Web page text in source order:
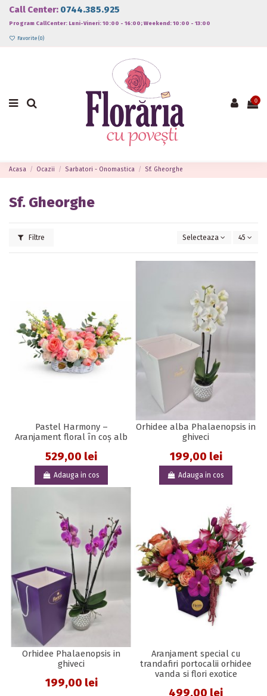
Call Center: 0744.385.925
Program CallCenter: Luni-Vineri: 10:00 - 16:00; Weekend: 10:00 - 13:00
Favorite (0)
0
Acasa Ocazii Sarbatori - Onomastica Sf. Gheorghe
Sf. Gheorghe
Filtre Selecteaza 45
Pastel Harmony –
Aranjament floral în coș alb
529,00 lei
Adauga in cos
Orhidee alba Phalaenopsis in
ghiveci
199,00 lei
Adauga in cos
Orhidee Phalaenopsis in
ghiveci
199,00 lei
Aranjament special cu
trandafiri portocalii orhidee
vanda si flori exotice
499,00 lei